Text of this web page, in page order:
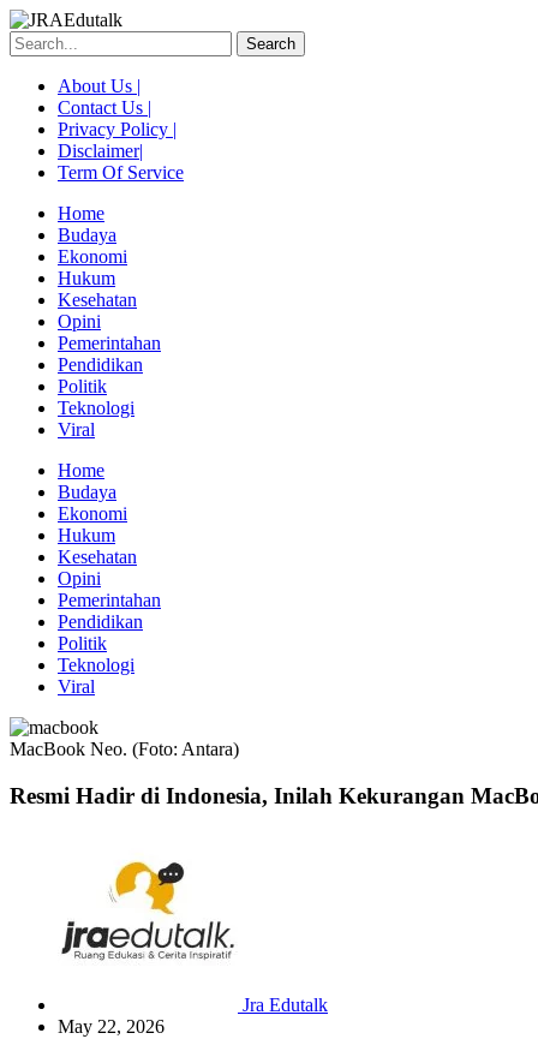
Skip
to
content
Search
About Us |
Contact Us |
Privacy Policy |
Disclaimer|
Term Of Service
Home
Budaya
Ekonomi
Hukum
Kesehatan
Opini
Pemerintahan
Pendidikan
Politik
Teknologi
Viral
Menu
Home
Budaya
Ekonomi
Hukum
Kesehatan
Opini
Pemerintahan
Pendidikan
Politik
Teknologi
Viral
MacBook Neo. (Foto: Antara)
Resmi Hadir di Indonesia, Inilah Kekurangan
Jra Edutalk
May 22, 2026